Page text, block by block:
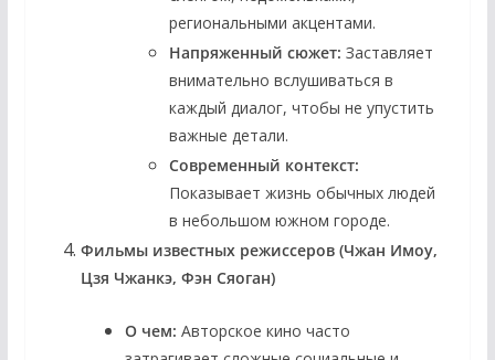
региональными акцентами.
Напряженный сюжет: Заставляет
внимательно вслушиваться в
каждый диалог, чтобы не упустить
важные детали.
Современный контекст:
Показывает жизнь обычных людей
в небольшом южном городе.
Фильмы известных режиссеров (Чжан Имоу,
Цзя Чжанкэ, Фэн Сяоган)
О чем: Авторское кино часто